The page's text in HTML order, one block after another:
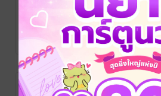
เลิกเป็นคนดี
(หนังสือเสียง)
Ken Mogi (เคน
โมงิ) / ไพลิน กลิ่น
เกษร แปล/ ซีเอ็ดยู
เคชั่น
พัฒนาตนเอง
อิคิไก The
Little Book of
Ikigai (หนังสือ
เสียง)
Ken Mogi (เคน
โมงิ) เขียน / วุฒิชัย
กฤษณะประกรกิจ
แปล/ ซีเอ็ดยูเคชั่น
พัฒนาตนเอง
1 Rating